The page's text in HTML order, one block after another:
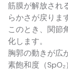
筋膜が解放され
らかさが戻りま
このとき、関節
化します。
胸郭の動きが広
素飽和度（SpO₂